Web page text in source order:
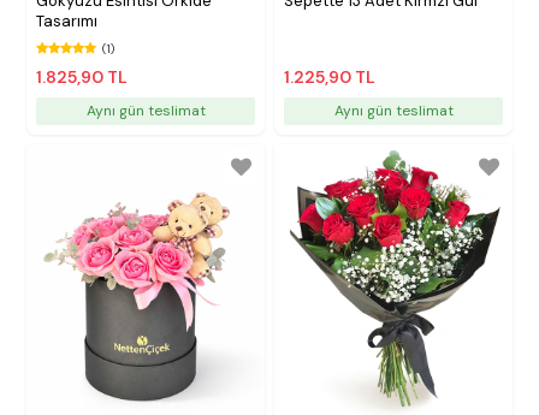
Tasarımı
(1)
1.825,90 TL
Aynı gün teslimat
1.225,90 TL
Aynı gün teslimat